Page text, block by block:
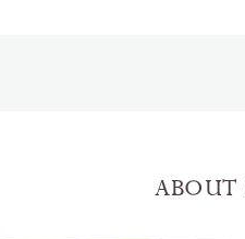
ABOUT